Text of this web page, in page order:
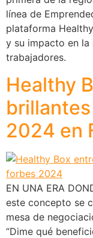
línea de
plataforma
y su impacto en
trabajadores.
Healthy
2024 en
EN UNA ERA
este concepto se
mesa de
“Dime qué